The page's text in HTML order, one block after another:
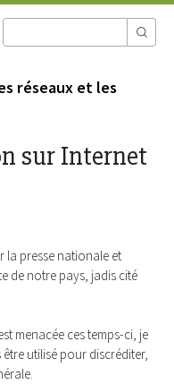
réseaux et les
sur Internet
la presse nationale et
de notre pays, jadis cité
menacée ces temps-ci, je
être utilisé pour discréditer,